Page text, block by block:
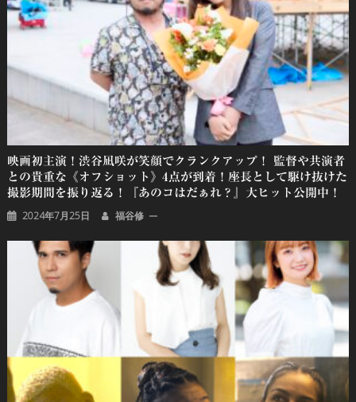
シ
ョ
ン
映画初主演！渋谷凪咲が笑顔でクランクアップ！ 監督や共演者
との貴重な《オフショット》4点が到着！座長として駆け抜けた
撮影期間を振り返る！『あのコはだぁれ？』大ヒット公開中！
2024年7月25日 福谷修